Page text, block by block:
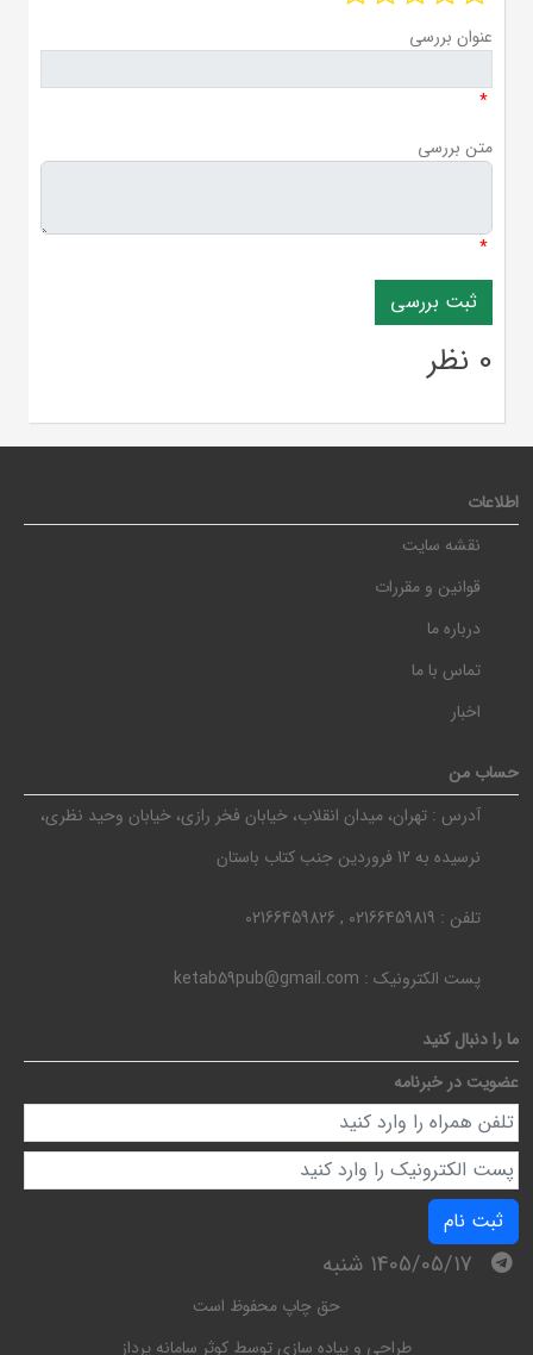
عنوان بررسی
*
متن بررسی
*
0 نظر
اطلاعات
نقشه سایت
قوانین و مقررات
درباره ما
تماس با ما
اخبار
حساب من
آدرس : تهران، میدان انقلاب، خیابان فخر رازی، خیابان وحید نظری،
نرسیده به 12 فروردین جنب کتاب باستان
تلفن : 02166459819 , 02166459826
پست الکترونیک : ketab59pub@gmail.com
ما را دنبال کنید
عضویت در خبرنامه
ثبت نام
1405/05/17 شنبه
حق چاپ محفوظ است
طراحی و پیاده سازی توسط کوثر سامانه پرداز